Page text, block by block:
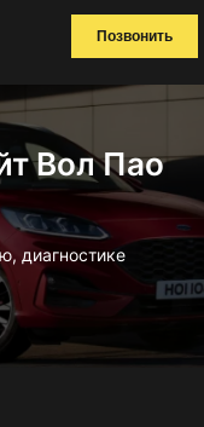
Позвонить
Вол Пао
диагностике